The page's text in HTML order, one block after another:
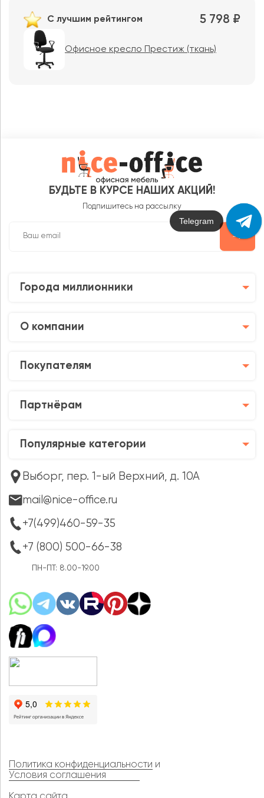
С лучшим рейтингом 5 798 ₽
Офисное кресло Престиж (ткань)
БУДЬТЕ В КУРСЕ НАШИХ АКЦИЙ!
Подпишитесь на рассылку
Города миллионники
О компании
Покупателям
Партнёрам
Популярные категории
Выборг, пер. 1-ый Верхний, д. 10А
mail@nice-office.ru
+7(499)460-59-35
+7 (800) 500-66-38
ПН-ПТ: 8.00-19.00
Политика конфиденциальности и
Условия соглашения
Max